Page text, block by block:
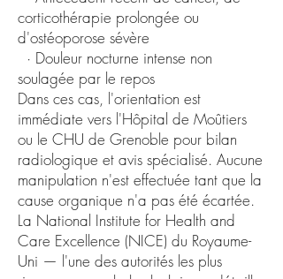
corticothérapie prolongée ou
d'ostéoporose sévère
· Douleur nocturne intense non
soulagée par le repos
Dans ces cas, l'orientation est
immédiate vers l'Hôpital de Moûtiers
ou le CHU de Grenoble pour bilan
radiologique et avis spécialisé. Aucune
manipulation n'est effectuée tant que la
cause organique n'a pas été écartée.
La National Institute for Health and
Care Excellence (NICE) du Royaume-
Uni — l'une des autorités les plus